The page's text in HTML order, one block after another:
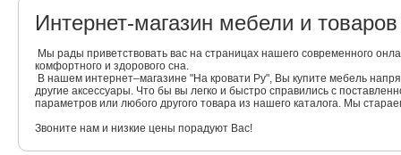
Интернет-магазин мебели и
Мы рады приветствовать вас на страницах нашего современного
комфортного и здорового сна.
В нашем интернет–магазине "На кровати Ру", Вы купите мебель
другие аксессуары. Что бы вы легко и быстро справились с
параметров или любого другого товара из нашего каталога. Мы
Звоните нам и низкие цены порадуют Вас!